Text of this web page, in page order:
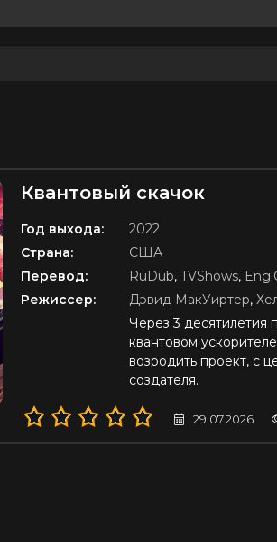
Квантовый скачок
Год выхода:
2022
Страна:
США
Перевод:
RuDub, TVShows,
Режиссер:
Дэвид МакУиртер,
Через 3 десятилетия
квантовом
возродить проект, с
создателя.
29.07.2026